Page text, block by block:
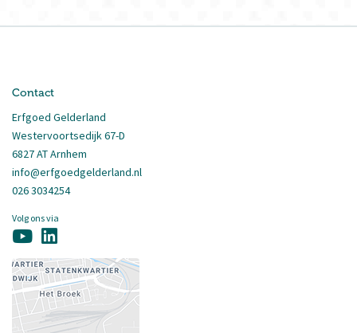
Contact
Erfgoed Gelderland
Westervoortsedijk 67-D
6827 AT Arnhem
info@erfgoedgelderland.nl
026 3034254
Volg ons via